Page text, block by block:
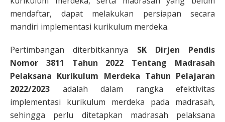
mendaftar, dapat melakukan persiapan secara
mandiri implementasi kurikulum merdeka.
Pertimbangan diterbitkannya SK
Dirjen Pendis
Nomor 3811 Tahun 2022 Tentang Madrasah
Pelaksana Kurikulum Merdeka Tahun Pelajaran
2022/2023 adalah dalam rangka efektivitas
implementasi kurikulum merdeka pada madrasah,
sehingga perlu ditetapkan madrasah pelaksana